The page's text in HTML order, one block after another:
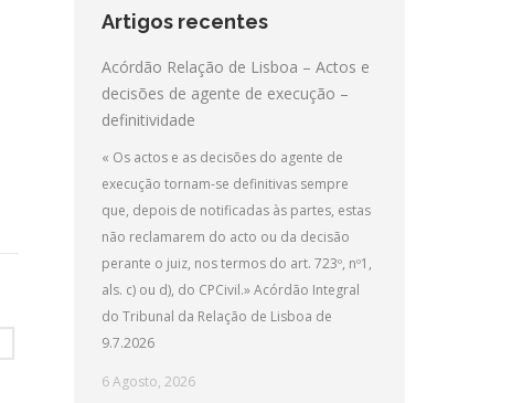
Artigos recentes
Acórdão Relação de Lisboa – Actos e
decisões de agente de execução –
definitividade
« Os actos e as decisões do agente de
execução tornam-se definitivas sempre
que, depois de notificadas às partes, estas
não reclamarem do acto ou da decisão
perante o juiz, nos termos do art. 723º, nº1,
als. c) ou d), do CPCivil.» Acórdão Integral
do Tribunal da Relação de Lisboa de
9.7.2026
6 Agosto, 2026